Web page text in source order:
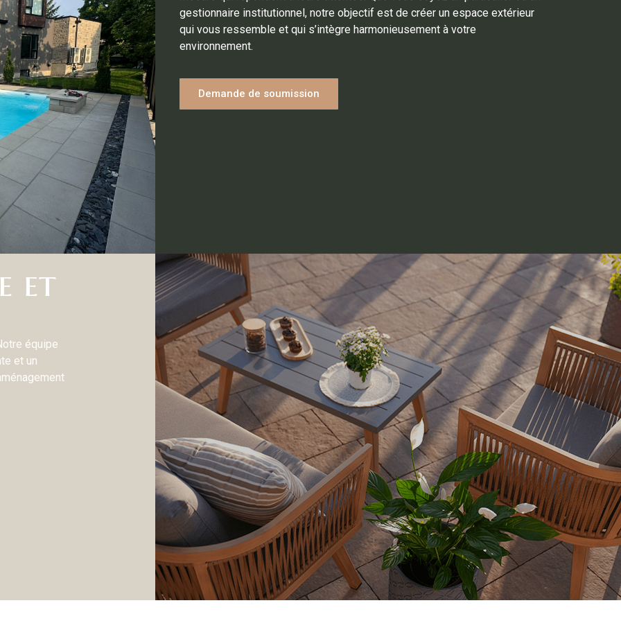
gestionnaire institutionnel, notre objectif est de créer un espace extérieur
qui vous ressemble et qui s’intègre harmonieusement à votre
environnement.
Demande de soumission
et
équipe
et un